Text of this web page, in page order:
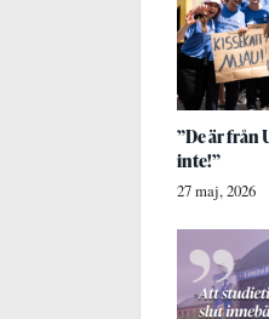
”De är från
inte!”
27 maj, 2026